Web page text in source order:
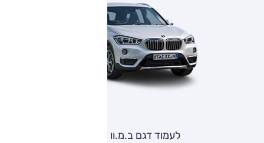
לעמוד דגם ב.מ.וו X1